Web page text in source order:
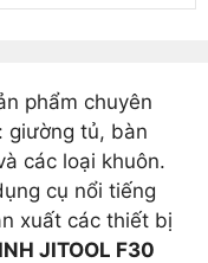
phẩm chuyên
giường tủ, bàn
các loại khuôn.
cụ nổi tiếng
xuất các thiết bị
JITOOL F30